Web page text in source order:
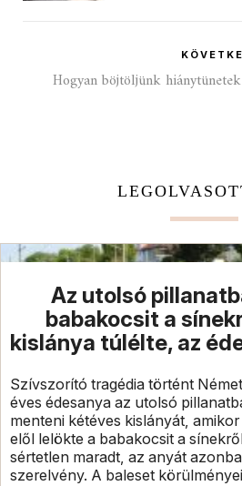
Hogyan böjtöljünk
Az utolsó
babakocsit a
kislánya túlélte, az
Szívszorító tragédia történt
éves édesanya az utolsó
menteni kétéves kislányát,
elől lelökte a babakocsit a
sértetlen maradt, az anyát
szerelvény. A baleset